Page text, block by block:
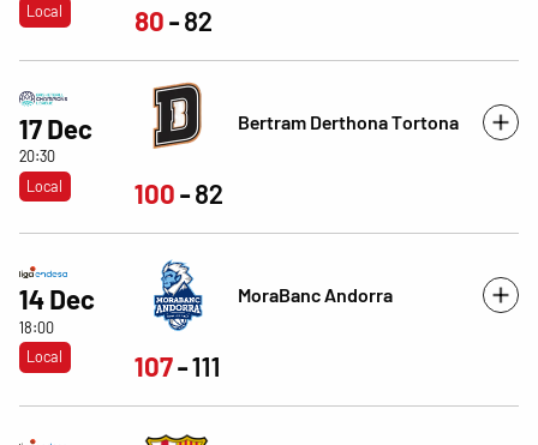
Local
80 82
17 Dec
20:30
Local
Bertram Derthona Tortona
100 82
14 Dec
18:00
Local
MoraBanc Andorra
107 111